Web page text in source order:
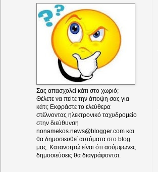
Σας απασχολεί κάτι στο χωριό;
Θέλετε να πείτε την άποψη σας για
κάτι; Εκφράστε το ελεύθερα
στέλνοντας ηλεκτρονικό ταχυδρομείο
στην διεύθυνση
nonamekos.news@blogger.com και
θα δημοσιευθεί αυτόματα στο blog
μας. Κατανοητώ είναι ότι ασύμφωνες
δημοσιεύσεις θα διαγράφονται.